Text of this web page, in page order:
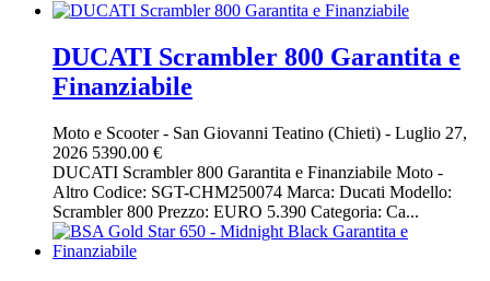
DUCATI Scrambler 800 Garantita e
Finanziabile
Moto e Scooter- San Giovanni Teatino (Chieti) - Luglio 27,
2026 5390.00 €
DUCATI Scrambler 800 Garantita e Finanziabile Moto -
Altro Codice: SGT-CHM250074 Marca: Ducati Modello:
Scrambler 800 Prezzo: EURO 5.390 Categoria: Ca...